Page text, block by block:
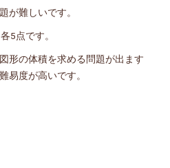
が難しいです。
5点です。
形の体積を求める問題が出ます
易度が高いです。